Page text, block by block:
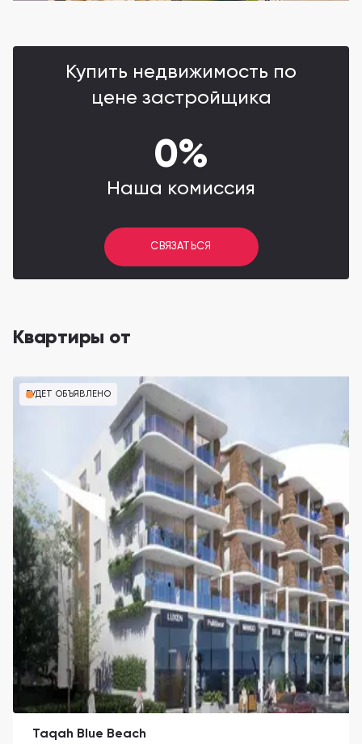
Купить недвижимость по
цене застройщика
0%
Наша комиссия
СВЯЗАТЬСЯ
Квартиры от
БУДЕТ ОБЪЯВЛЕНО
Taqah Blue Beach